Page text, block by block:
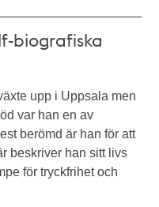
biografiska
upp i Uppsala men
var han en av
berömd är han för att
beskriver han sitt livs
för tryckfrihet och